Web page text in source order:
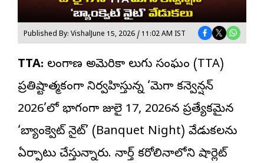
Published By: VishalJune 15, 2026 / 11:02 AM IST
TTA: తెలంగాణ అమెరికా తెలుగు సంఘం (TTA)
ప్రతిష్టాత్మకంగా నిర్వహిస్తున్న ‘మెగా కన్వెన్షన్
2026’లో భాగంగా జులై 17, 2026న ప్రత్యేకమైన
‘బ్యాంక్వెట్ నైట్’ (Banquet Night) వేడుకలను
ఏర్పాటు చేస్తున్నారు. నార్త్ కరోలినాలోని షార్లెట్